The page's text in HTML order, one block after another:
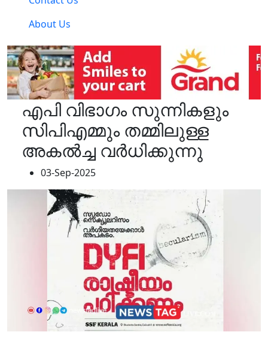
About Us
എപി വിഭാഗം സുന്നികളും
സിപിഎമ്മും തമ്മിലുള്ള
അകല്‍ച്ച വര്‍ധിക്കുന്നു
03-Sep-2025